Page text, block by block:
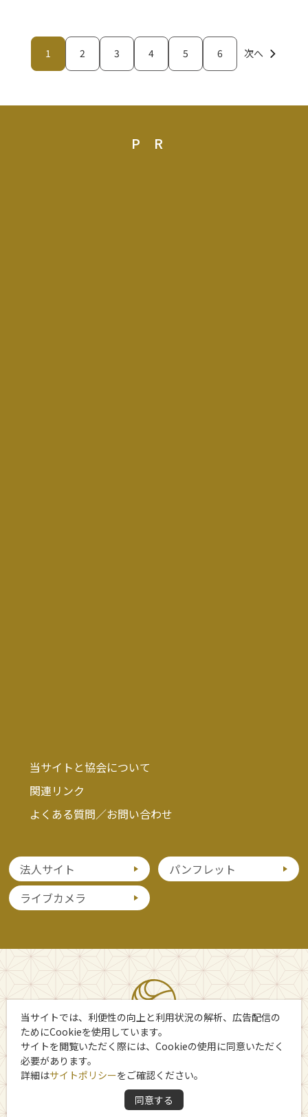
1 2 3 4 5 6 次へ
PR
当サイトと協会について
関連リンク
よくある質問／お問い合わせ
法人サイト
パンフレット
ライブカメラ
Copyright 日光市観光協会
All Rights Reserved.
当サイトでは、利便性の向上と利用状況の解析、広告配信の
ためにCookieを使用しています。
サイトを閲覧いただく際には、Cookieの使用に同意いただく
必要があります。
詳細はサイトポリシーをご確認ください。
同意する